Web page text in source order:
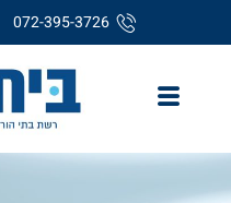
072-395-3726